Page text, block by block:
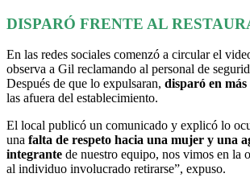
DISPARÓ FRENTE AL
En las redes sociales comenzó a circular el
observa a Gil reclamando al personal de
Después de que lo expulsaran, disparó en más
las afuera del establecimiento.
El local publicó un comunicado y explicó lo
una falta de respeto hacia una mujer y una
integrante de nuestro equipo, nos vimos en la
al individuo involucrado retirarse”, expuso.